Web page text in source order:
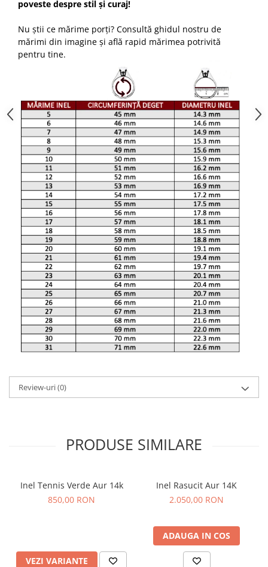
poveste despre stil și curaj!
Nu știi ce mărime porți? Consultă ghidul nostru de
mărimi din imagine și află rapid mărimea potrivită
pentru tine.
Review-uri(0)
PRODUSE SIMILARE
Inel Tennis Verde Aur 14k
850,00 RON
VEZI VARIANTE
Inel Rasucit Aur 14K
2.050,00 RON
ADAUGA IN COS